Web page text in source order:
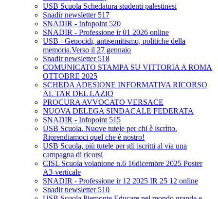
USB Scuola Schedatura studenti palestinesi
Snadir newsletter 517
SNADIR - Infopoint 520
SNADIR - Professione ir 01 2026 online
USB - Genocidi, antisemitismo, politiche della
memoria.Verso il 27 gennaio
Snadir newsletter 518
COMUNICATO STAMPA SU VITTORIA A ROMA
OTTOBRE 2025
SCHEDA ADESIONE INFORMATIVA RICORSO
AL TAR DEL LAZIO
PROCURA AVVOCATO VERSACE
NUOVA DELEGA SINDACALE FEDERATA
SNADIR - Infopoint 515
USB Scuola. Nuove tutele per chi è iscritto.
Riprendiamoci quel che è nostro!
USB Scuola, più tutele per gli iscritti al via una
campagna di ricorsi
CISL Scuola volantone n.6 16dicembre 2025 Poster
A3-verticale
SNADIR - Professione ir 12 2025 IR 25 12 online
Snadir newsletter 510